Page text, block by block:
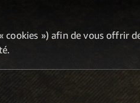
») afin de vous offrir